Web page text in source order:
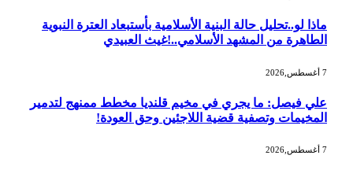
ماذا لو..تحليل حالة البنية الأسلامية بأستبعاد العترة النبوية
الطاهرة من المشهد الأسلامي..!غيث العبيدي
علي فيصل: ما يجري في مخيم قلنديا مخطط ممنهج لتدمير
المخيمات وتصفية قضية اللاجئين وحق العودة!